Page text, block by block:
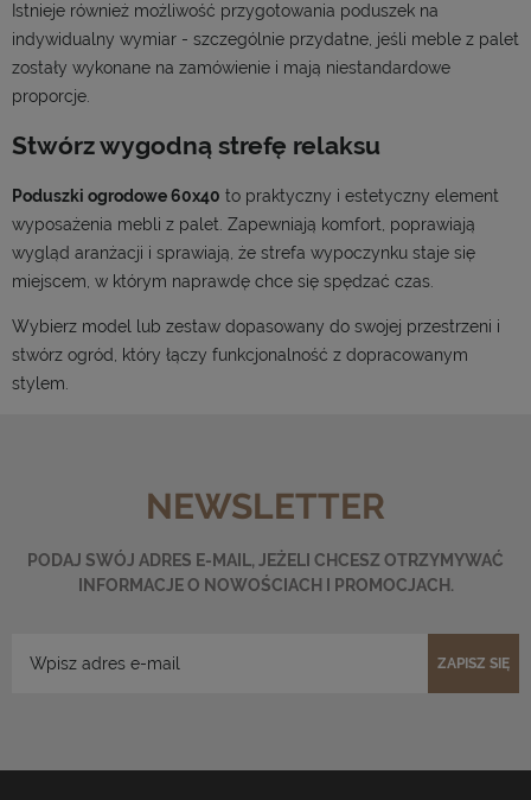
Istnieje również możliwość przygotowania poduszek na
indywidualny wymiar - szczególnie przydatne, jeśli meble z palet
zostały wykonane na zamówienie i mają niestandardowe
proporcje.
Stwórz wygodną strefę relaksu
Poduszki ogrodowe 60x40 to praktyczny i estetyczny element
wyposażenia mebli z palet. Zapewniają komfort, poprawiają
wygląd aranżacji i sprawiają, że strefa wypoczynku staje się
miejscem, w którym naprawdę chce się spędzać czas.
Wybierz model lub zestaw dopasowany do swojej przestrzeni i
stwórz ogród, który łączy funkcjonalność z dopracowanym
stylem.
NEWSLETTER
PODAJ SWÓJ ADRES E-MAIL, JEŻELI CHCESZ OTRZYMYWAĆ
INFORMACJE O NOWOŚCIACH I PROMOCJACH.
ZAPISZ SIĘ